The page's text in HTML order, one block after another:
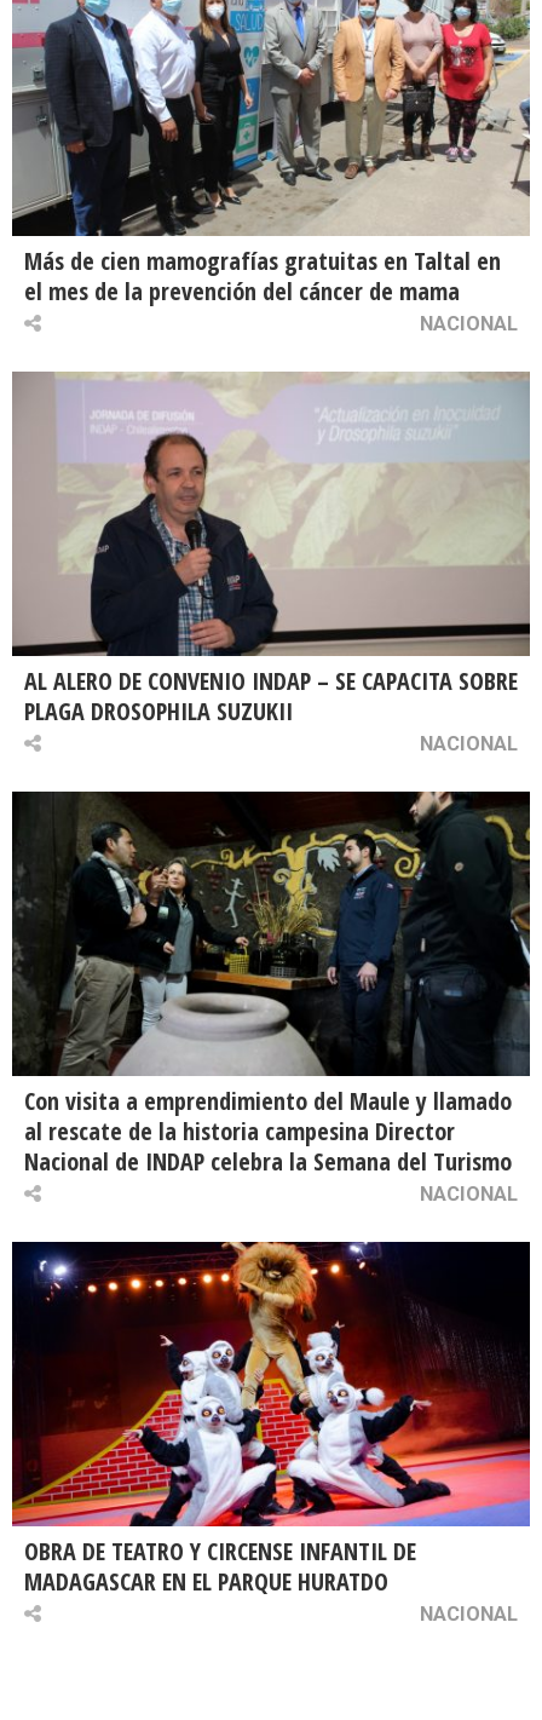
Más de cien mamografías gratuitas en Taltal en
el mes de la prevención del cáncer de mama
NACIONAL
AL ALERO DE CONVENIO INDAP – SE CAPACITA SOBRE
PLAGA DROSOPHILA SUZUKII
NACIONAL
Con visita a emprendimiento del Maule y llamado
al rescate de la historia campesina Director
Nacional de INDAP celebra la Semana del Turismo
NACIONAL
OBRA DE TEATRO Y CIRCENSE INFANTIL DE
MADAGASCAR EN EL PARQUE HURATDO
NACIONAL